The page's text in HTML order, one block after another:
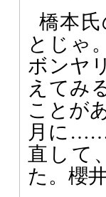
橋本
とじゃ
ボンヤ
えてみ
ことが
月に……
直して
た。櫻